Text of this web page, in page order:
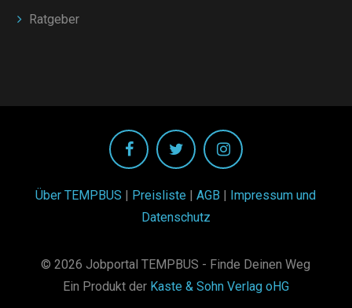
Ratgeber
Über TEMPBUS | Preisliste |AGB | Impressum und
Datenschutz
© 2026 Jobportal TEMPBUS - Finde Deinen Weg
Ein Produkt der Kaste & Sohn Verlag oHG